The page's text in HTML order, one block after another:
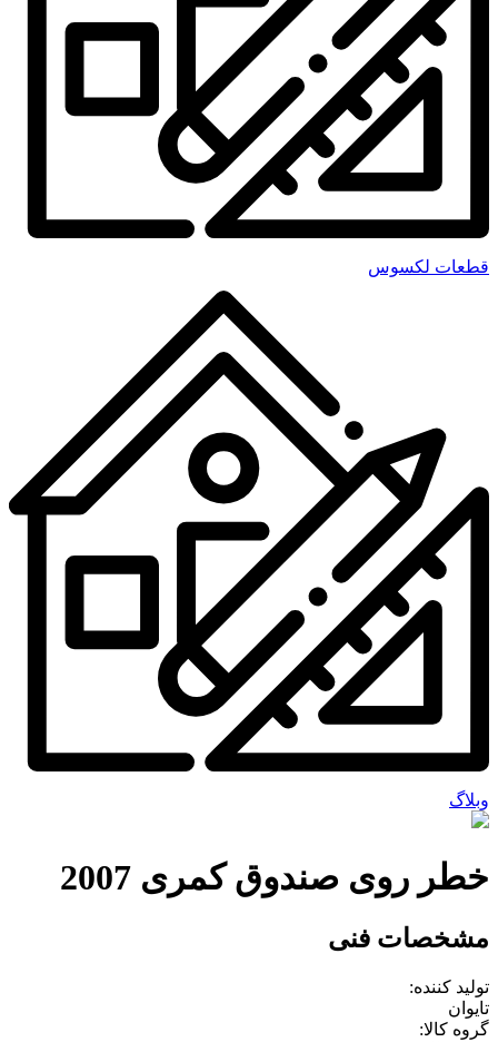
قطعات لکسوس
وبلاگ
خطر روی صندوق کمری 2007
مشخصات فنی
تولید کننده:
تایوان
گروه کالا: